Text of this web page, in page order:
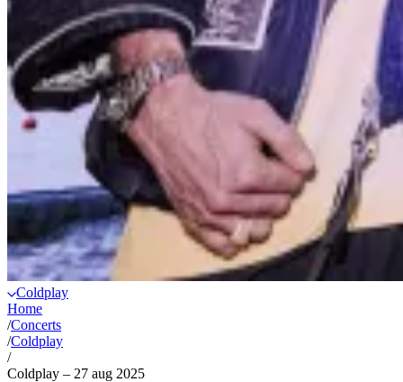
Coldplay
Home
/Concerts
/Coldplay
/
Coldplay – 27 aug 2025